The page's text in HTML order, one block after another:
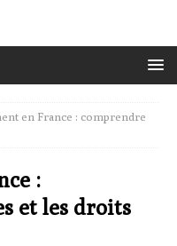
en France : comprendre
:
et les droits